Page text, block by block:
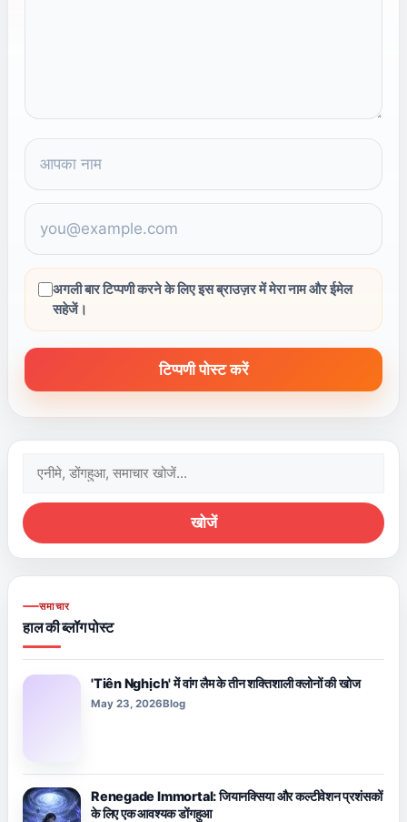
अगली बार टिप्पणी करने के लिए इस ब्राउज़र में मेरा नाम और ईमेल
सहेजें।
खोजें:
खोजें
समाचार
हाल की ब्लॉग पोस्ट
'Tiên Nghịch' में वांग लैम के तीन शक्तिशाली क्लोनों की खोज
May 23, 2026Blog
Renegade Immortal: जियानक्सिया और कल्टीवेशन प्रशंसकों
के लिए एक आवश्यक डोंगहुआ